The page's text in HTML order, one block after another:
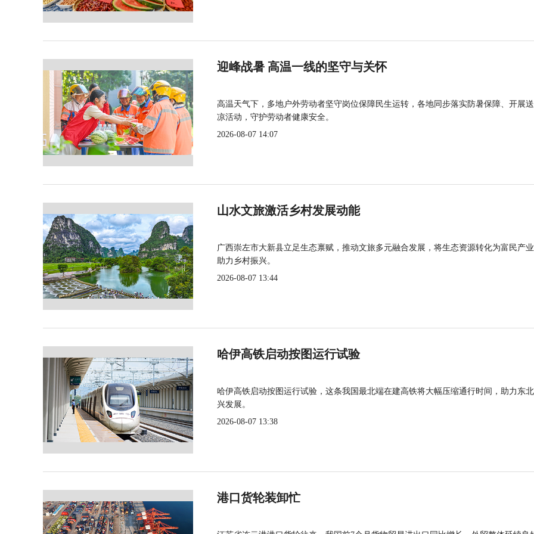
迎峰战暑 高温一线的坚守与关怀
高温天气下，多地户外劳动者坚守岗位保障民生运转，各地同步落实防暑保障、开展
凉活动，守护劳动者健康安全。
2026-08-07 14:07
山水文旅激活乡村发展动能
广西崇左市大新县立足生态禀赋，推动文旅多元融合发展，将生态资源转化为富民产
助力乡村振兴。
2026-08-07 13:44
哈伊高铁启动按图运行试验
哈伊高铁启动按图运行试验，这条我国最北端在建高铁将大幅压缩通行时间，助力东
兴发展。
2026-08-07 13:38
港口货轮装卸忙